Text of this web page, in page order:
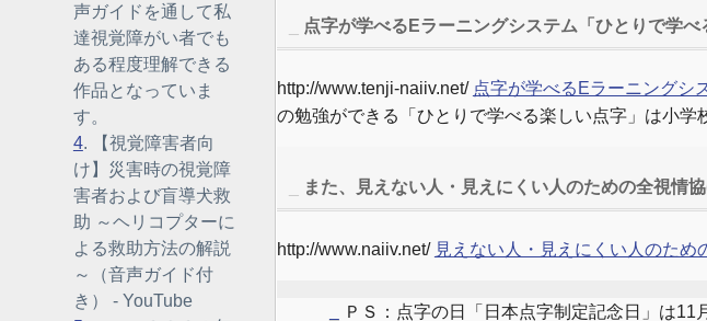
点字が学べるEラーニングシステム「ひとりで学
http://www.tenji-naiiv.net/ 点字が学べるEラーニングシ
の勉強ができる「ひとりで学べる楽しい点字」は小学
また、見えない人・見えにくい人のための全視情
http://www.naiiv.net/ 見えない人・見えにくい人のた
ＰＳ：点字の日「日本点字制定記念日」は11
声ガイドを通して私
達視覚障がい者でも
ある程度理解できる
作品となっていま
す。
4. 【視覚障害者向
け】災害時の視覚障
害者および盲導犬救
助 ～ヘリコプターに
よる救助方法の解説
～（音声ガイド付
き） - YouTube